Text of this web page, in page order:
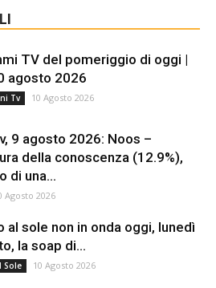
TV del pomeriggio di oggi |
agosto 2026
Tv 10 Agosto 2026
9 agosto 2026: Noos –
della conoscenza (12.9%),
di una...
Agosto 2026
al sole non in onda oggi, lunedì
la soap di...
Sole 10 Agosto 2026